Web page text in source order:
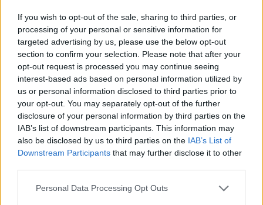
If you wish to opt-out of the sale, sharing to third parties, or
processing of your personal or sensitive information for
targeted advertising by us, please use the below opt-out
section to confirm your selection. Please note that after your
opt-out request is processed you may continue seeing
interest-based ads based on personal information utilized by
us or personal information disclosed to third parties prior to
your opt-out. You may separately opt-out of the further
disclosure of your personal information by third parties on the
IAB’s list of downstream participants. This information may
also be disclosed by us to third parties on the IAB’s List of
Downstream Participants that may further disclose it to other
Personal Data Processing Opt Outs
Corbu góljától hangos a román és a
magyar sajtó, válogatott meghívót
sürgetnek
Győztes gólt szerzett, a mérkőzés legjobbjának
választották, teljesítményével pedig a román
sportsajtó figyelmét is felkeltette Marius Corbu.
Több szaklap szerint a Székelyföld Labdarúgó
Akadémia neveltje már megérdemelné a román
válogatott meghívóját.